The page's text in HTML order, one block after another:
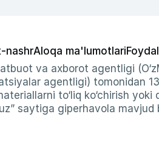
nashrAloqa ma'lumotlari
va axborot agentligi
agentligi) tomonidan
to‘liq ko‘chirish
saytiga giperhavola